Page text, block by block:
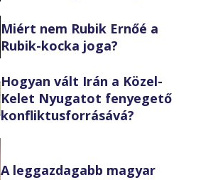
Miért nem Rubik Ernőé a
Rubik-kocka joga?
Hogyan vált Irán a Közel-
Kelet Nyugatot fenyegető
konfliktusforrásává?
A leggazdagabb magyar